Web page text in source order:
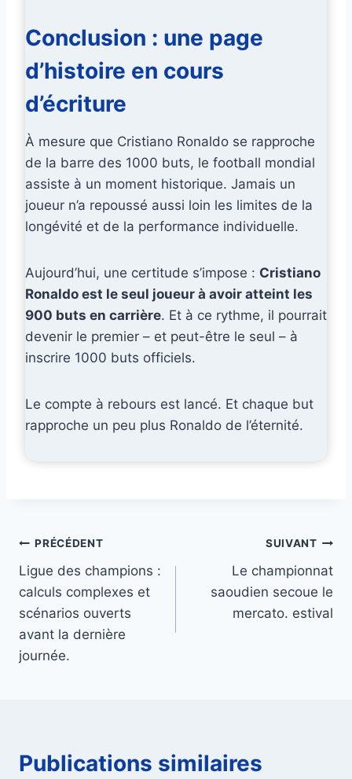
Conclusion : une page
d’histoire en cours
d’écriture
À mesure que Cristiano Ronaldo se rapproche
de la barre des 1000 buts, le football mondial
assiste à un moment historique. Jamais un
joueur n’a repoussé aussi loin les limites de la
longévité et de la performance individuelle.
Aujourd’hui, une certitude s’impose : Cristiano
Ronaldo est le seul joueur à avoir atteint les
900 buts en carrière. Et à ce rythme, il pourrait
devenir le premier – et peut-être le seul – à
inscrire 1000 buts officiels.
Le compte à rebours est lancé. Et chaque but
rapproche un peu plus Ronaldo de l’éternité.
Navigation
de
l’article
PRÉCÉDENT
Ligue des champions :
calculs complexes et
scénarios ouverts
avant la dernière
journée.
SUIVANT
Le championnat
saoudien secoue le
mercato. estival
Publications similaires